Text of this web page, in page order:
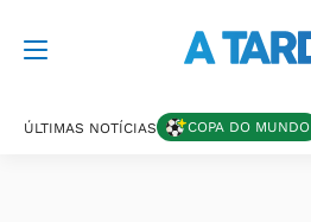
ÚLTIMAS NOTÍCIAS COPA DO MUNDO